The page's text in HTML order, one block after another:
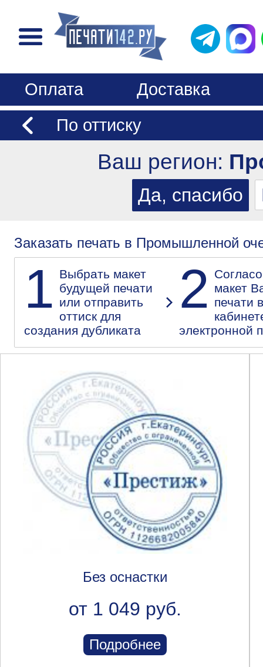
Оплата
Доставка
По оттиску
Ваш регион:
Заказать печать в Промышленной
1 Выбрать макет
будущей печати
или отправить
оттиск для
создания дубликата
2
макет
печати
электронной
Без оснастки
от 1 049 руб.
Подробнее